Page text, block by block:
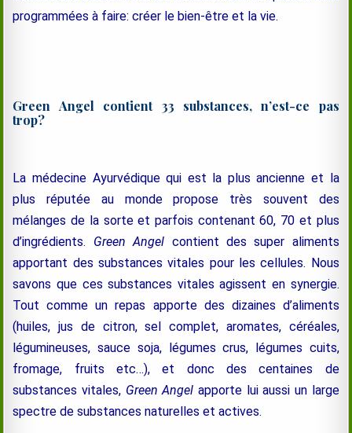
programmées à faire: créer le bien-être et la vie.
Green Angel contient 33 substances, n’est-ce pas
trop?
La médecine Ayurvédique qui est la plus ancienne et la
plus réputée au monde propose très souvent des
mélanges de la sorte et parfois contenant 60, 70 et plus
d’ingrédients. Green Angel contient des super aliments
apportant des substances vitales pour les cellules. Nous
savons que ces substances vitales agissent en synergie.
Tout comme un repas apporte des dizaines d’aliments
(huiles, jus de citron, sel complet, aromates, céréales,
légumineuses, sauce soja, légumes crus, légumes cuits,
fromage, fruits etc…), et donc des centaines de
substances vitales, Green Angel apporte lui aussi un large
spectre de substances naturelles et actives.